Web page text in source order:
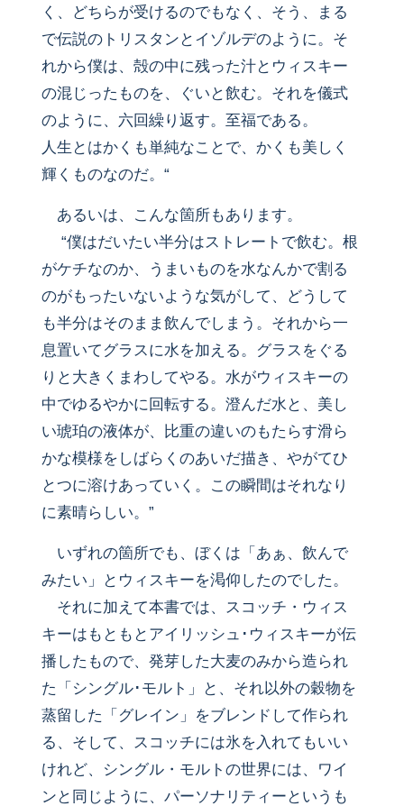
く、どちらが受けるのでもなく、そう、まる
で伝説のトリスタンとイゾルデのように。そ
れから僕は、殻の中に残った汁とウィスキー
の混じったものを、ぐいと飲む。それを儀式
のように、六回繰り返す。至福である。
人生とはかくも単純なことで、かくも美しく
輝くものなのだ。“
あるいは、こんな箇所もあります。
“僕はだいたい半分はストレートで飲む。根
がケチなのか、うまいものを水なんかで割る
のがもったいないような気がして、どうして
も半分はそのまま飲んでしまう。それから一
息置いてグラスに水を加える。グラスをぐる
りと大きくまわしてやる。水がウィスキーの
中でゆるやかに回転する。澄んだ水と、美し
い琥珀の液体が、比重の違いのもたらす滑ら
かな模様をしばらくのあいだ描き、やがてひ
とつに溶けあっていく。この瞬間はそれなり
に素晴らしい。”
いずれの箇所でも、ぼくは「あぁ、飲んで
みたい」とウィスキーを渇仰したのでした。
それに加えて本書では、スコッチ・ウィス
キーはもともとアイリッシュ･ウィスキーが伝
播したもので、発芽した大麦のみから造られ
た「シングル･モルト」と、それ以外の穀物を
蒸留した「グレイン」をブレンドして作られ
る、そして、スコッチには氷を入れてもいい
けれど、シングル・モルトの世界には、ワイ
ンと同じように、パーソナリティーというも